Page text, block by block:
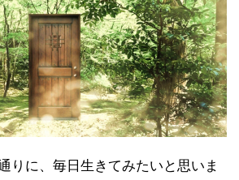
りに、毎日生きてみたいと思いま